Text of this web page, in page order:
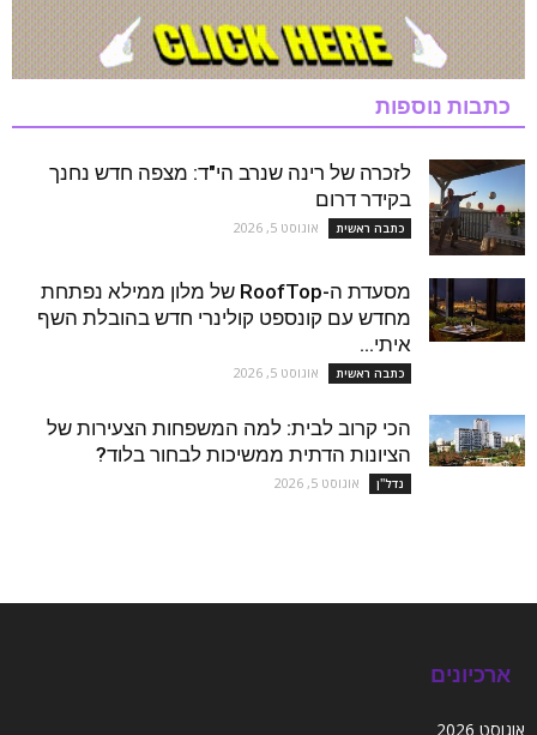
כתבות נוספות
לזכרה של רינה שנרב הי"ד: מצפה חדש נחנך
בקידר דרום
כתבה ראשית אוגוסט 5, 2026
מסעדת ה-RoofTop של מלון ממילא נפתחת
מחדש עם קונספט קולינרי חדש בהובלת השף
איתי...
כתבה ראשית אוגוסט 5, 2026
הכי קרוב לבית: למה המשפחות הצעירות של
הציונות הדתית ממשיכות לבחור בלוד?
נדל''ן אוגוסט 5, 2026
ארכיונים
אוגוסט 2026